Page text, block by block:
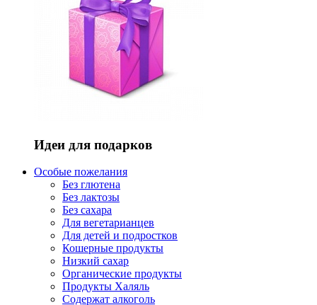
Идеи для подарков
Особые пожелания
Без глютена
Без лактозы
Без сахара
Для вегетарианцев
Для детей и подростков
Кошерные продукты
Низкий сахар
Органические продукты
Продукты Халяль
Содержат алкоголь